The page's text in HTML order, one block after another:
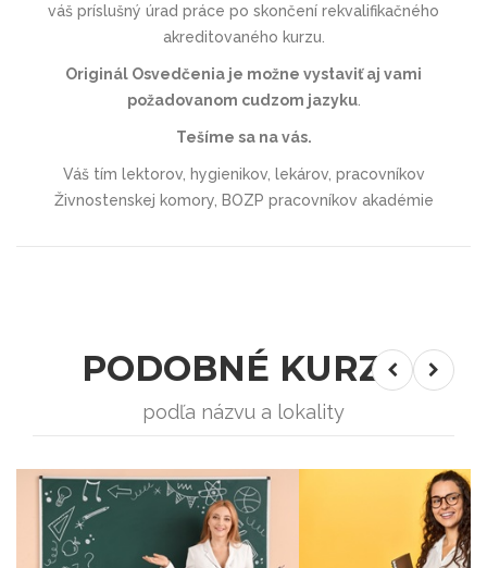
váš príslušný úrad práce po skončení rekvalifikačného
akreditovaného kurzu.
Originál Osvedčenia je možne vystaviť aj vami
požadovanom cudzom jazyku.
Tešíme sa na vás.
Váš tím lektorov, hygienikov, lekárov, pracovníkov
Živnostenskej komory, BOZP pracovníkov akadémie
PODOBNÉ KURZY
podľa názvu a lokality